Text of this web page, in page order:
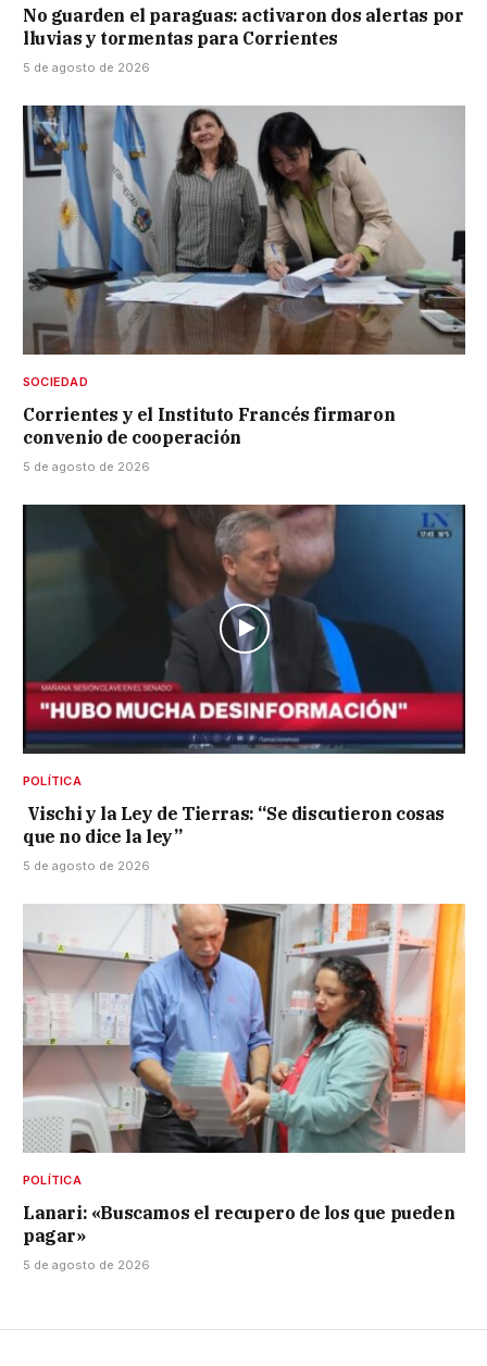
No guarden el paraguas: activaron dos alertas por
lluvias y tormentas para Corrientes
5 de agosto de 2026
SOCIEDAD
Corrientes y el Instituto Francés firmaron
convenio de cooperación
5 de agosto de 2026
POLÍTICA
Vischi y la Ley de Tierras: “Se discutieron cosas
que no dice la ley”
5 de agosto de 2026
POLÍTICA
Lanari: «Buscamos el recupero de los que pueden
pagar»
5 de agosto de 2026